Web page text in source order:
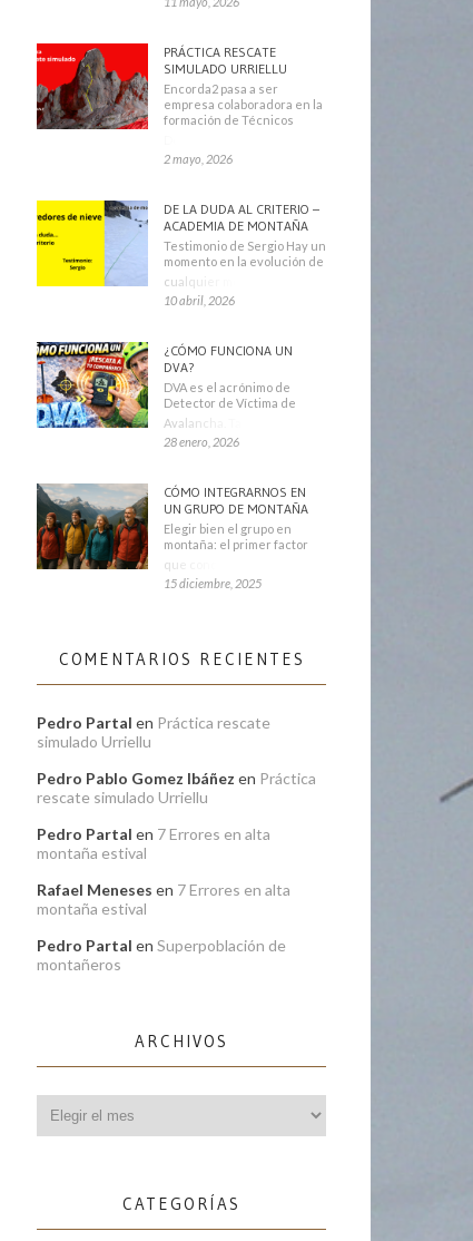
PRÁCTICA RESCATE
SIMULADO URRIELLU
Encorda2 pasa a ser
empresa colaboradora en la
formación de Técnicos
2 mayo, 2026
DE LA DUDA AL CRITERIO –
ACADEMIA DE MONTAÑA
Testimonio de Sergio Hay un
momento en la evolución de
cualquier montañero
10 abril, 2026
¿CÓMO FUNCIONA UN
DVA?
DVA es el acrónimo de
Detector de Víctima de
Avalancha. También se
28 enero, 2026
CÓMO INTEGRARNOS EN
UN GRUPO DE MONTAÑA
Elegir bien el grupo en
montaña: el primer factor
que condiciona tu
15 diciembre, 2025
COMENTARIOS RECIENTES
Pedro Partal en Práctica rescate
simulado Urriellu
Pedro Pablo Gomez Ibáñez en Práctica
rescate simulado Urriellu
Pedro Partal en 7 Errores en alta
montaña estival
Rafael Meneses en 7 Errores en alta
montaña estival
Pedro Partal en Superpoblación de
montañeros
ARCHIVOS
CATEGORÍAS